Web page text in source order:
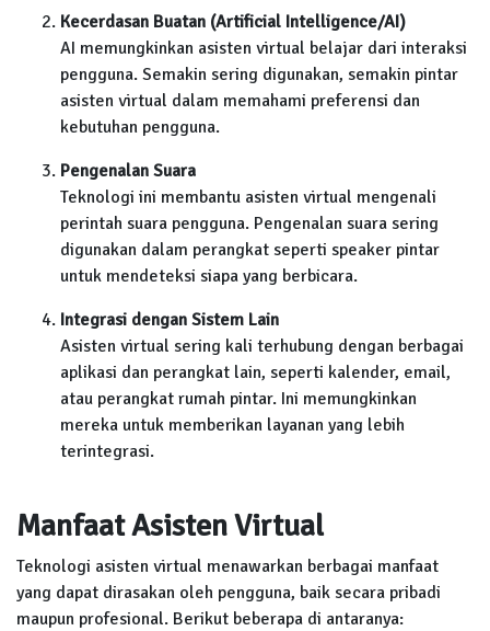
Kecerdasan Buatan (Artificial Intelligence/AI)
AI memungkinkan asisten virtual belajar dari interaksi
pengguna. Semakin sering digunakan, semakin pintar
asisten virtual dalam memahami preferensi dan
kebutuhan pengguna.
Pengenalan Suara
Teknologi ini membantu asisten virtual mengenali
perintah suara pengguna. Pengenalan suara sering
digunakan dalam perangkat seperti speaker pintar
untuk mendeteksi siapa yang berbicara.
Integrasi dengan Sistem Lain
Asisten virtual sering kali terhubung dengan berbagai
aplikasi dan perangkat lain, seperti kalender, email,
atau perangkat rumah pintar. Ini memungkinkan
mereka untuk memberikan layanan yang lebih
terintegrasi.
Manfaat Asisten Virtual
Teknologi asisten virtual menawarkan berbagai manfaat
yang dapat dirasakan oleh pengguna, baik secara pribadi
maupun profesional. Berikut beberapa di antaranya: